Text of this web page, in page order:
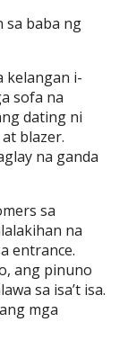
sa baba ng
kelangan i-
sofa na
dating ni
blazer.
na ganda
sa
na
entrance.
ang pinuno
sa isa’t isa.
mga